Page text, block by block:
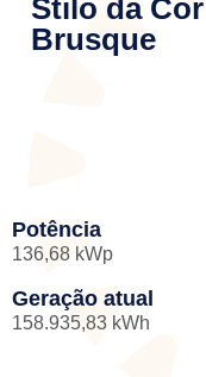
Stilo da
Brusque
Potência
136,68 kWp
Geração atual
158.935,83 kWh